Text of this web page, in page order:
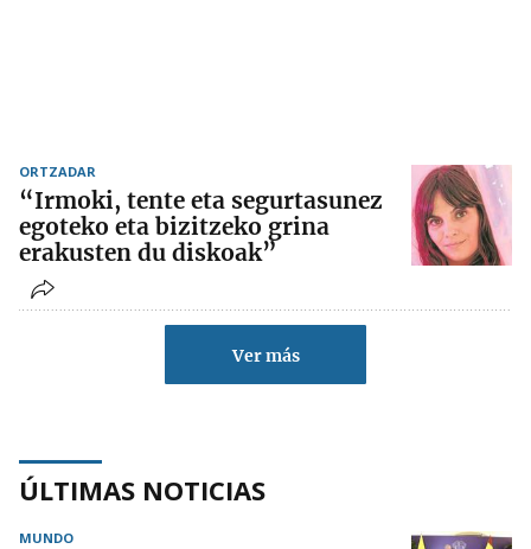
ORTZADAR
“Irmoki, tente eta segurtasunez
egoteko eta bizitzeko grina
erakusten du diskoak”
Ver más
ÚLTIMAS NOTICIAS
MUNDO